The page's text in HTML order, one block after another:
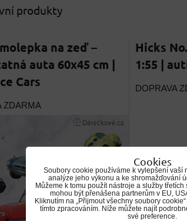
produkty
na zeď –
auta 60x45 cm |
Cars
ZDARMA
Hicks
1:55 |
DOPRAVA
Cookies
Soubory cookie používáme k vylepšení vaší
analýze jeho výkonu a ke shromažďování
Můžeme k tomu použít nástroje a služby
mohou být přenášena partnerům v EU,
Kliknutím na „Přijmout všechny soubory
tímto zpracováním. Níže můžete najít
své preference.